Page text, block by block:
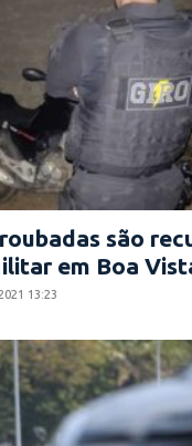
são
em Boa
13:23